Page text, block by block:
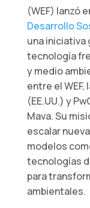
(WEF) lanzó
Desarrollo
una iniciativa
tecnología
y medio
entre el
(EE.UU.) y
Mava. Su
escalar
modelos
tecnologías
para
ambientales.